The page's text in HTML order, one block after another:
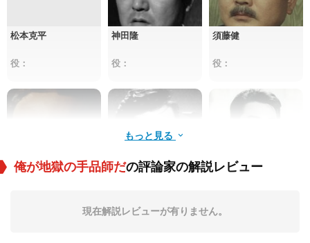
松本克平
役：
神田隆
役：
須藤健
役：
役： 役：
もっと見る
俺が地獄の手品師だの評論家の解説レビュー
現在解説レビューが有りません。